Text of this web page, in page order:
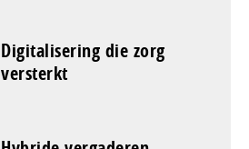
Digitalisering die zorg
versterkt